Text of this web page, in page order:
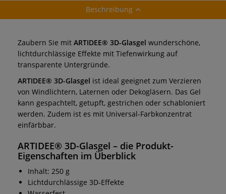
Beschreibung
Zaubern Sie mit ARTIDEE® 3D-Glasgel wunderschöne,
lichtdurchlässige Effekte mit Tiefenwirkung auf
transparente Untergründe.
ARTIDEE® 3D-Glasgel ist ideal geeignet zum Verzieren
von Windlichtern, Laternen oder Dekogläsern. Das Gel
kann gespachtelt, getupft, gestrichen oder schabloniert
werden. Zudem ist es mit Universal-Farbkonzentrat
einfärbbar.
ARTIDEE® 3D-Glasgel – die Produkt-
Eigenschaften im Überblick
Inhalt: 250 g
Lichtdurchlässige 3D-Effekte